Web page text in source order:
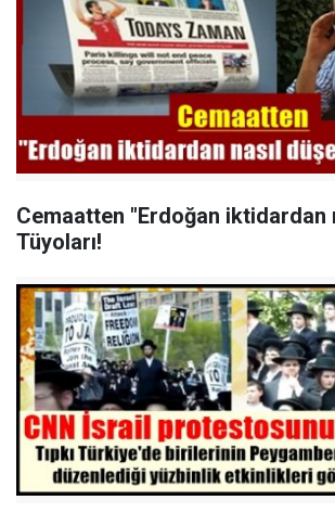
Cemaatten "Erdoğan iktidardan
Tüyoları!